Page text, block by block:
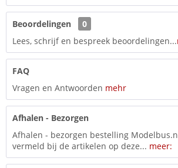
Beoordelingen
0
Lees, schrijf en bespreek beoordelingen...
FAQ
Vragen en Antwoorden mehr
Afhalen - Bezorgen
Afhalen - bezorgen bestelling
vermeld bij de artikelen op deze... meer: